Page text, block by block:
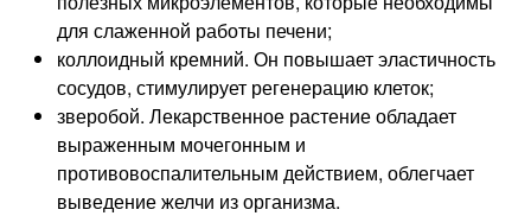
для слаженной работы печени;
коллоидный кремний. Он повышает эластичность
сосудов, стимулирует регенерацию клеток;
зверобой. Лекарственное растение обладает
выраженным мочегонным и
противовоспалительным действием, облегчает
выведение желчи из организма.